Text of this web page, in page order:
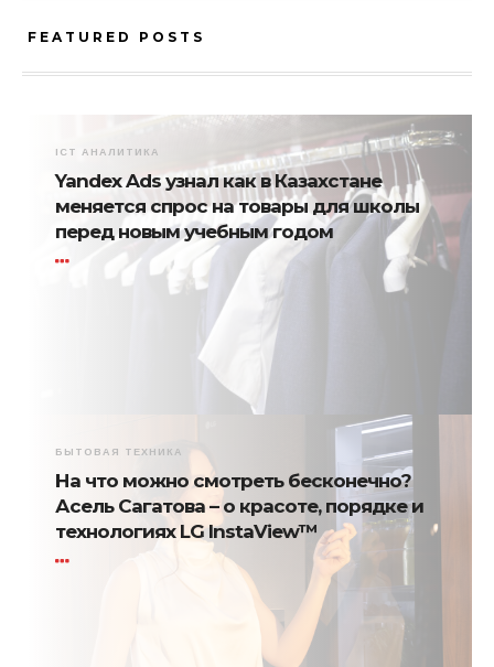
FEATURED POSTS
ICT АНАЛИТИКА
Yandex Ads узнал как в Казахстане
меняется спрос на товары для школы
перед новым учебным годом
БЫТОВАЯ ТЕХНИКА
На что можно смотреть бесконечно?
Асель Сагатова – о красоте, порядке и
технологиях LG InstaView™